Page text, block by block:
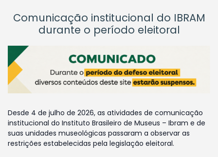
Comunicação institucional do IBRAM
durante o período eleitoral
Desde 4 de julho de 2026, as atividades de comunicação
institucional do Instituto Brasileiro de Museus – Ibram e de
suas unidades museológicas passaram a observar as
restrições estabelecidas pela legislação eleitoral.